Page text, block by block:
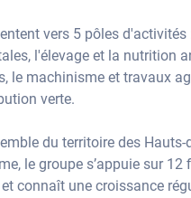
vers 5 pôles d'activités
l'élevage et la nutrition
le machinisme et travaux
verte.
du territoire des Hauts-
le groupe s’appuie sur 12
connaît une croissance